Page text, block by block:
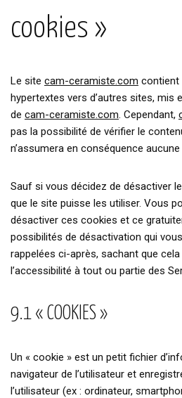
cookies »
Le site cam-ceramiste.com contient
hypertextes vers d’autres sites, mis
de cam-ceramiste.com. Cependant,
pas la possibilité de vérifier le
n’assumera en conséquence
Sauf si vous décidez de désactiver
que le site puisse les utiliser. Vous
désactiver ces cookies et ce
possibilités de désactivation qui
rappelées ci-après, sachant que
l’accessibilité à tout ou partie des
9.1 « COOKIES »
Un « cookie » est un petit fichier
navigateur de l’utilisateur et
l’utilisateur (ex : ordinateur,